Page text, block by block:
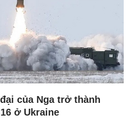
của Nga trở thành
ở Ukraine